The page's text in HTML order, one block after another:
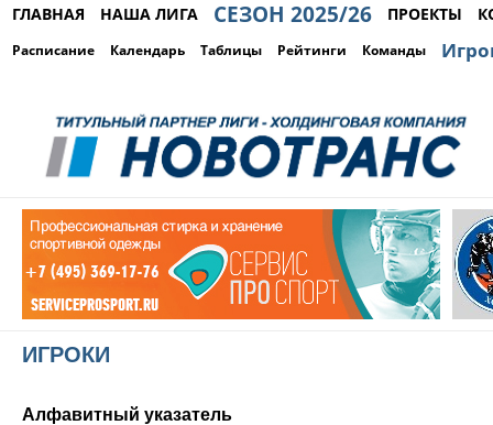
ГЛАВНАЯ НАША ЛИГА СЕЗОН 2025/26 ПРОЕКТЫ
Расписание Календарь Таблицы Рейтинги Команды
ИГРОКИ
Алфавитный указатель